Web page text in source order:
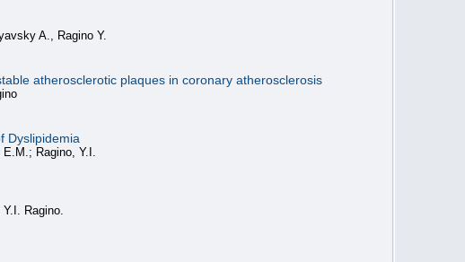
A., Ragino Y.
atherosclerotic plaques in coronary atherosclerosis
Dyslipidemia
Ragino, Y.I.
Ragino.